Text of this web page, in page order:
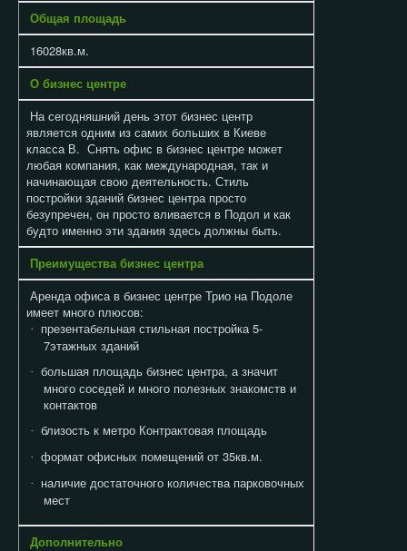
Общая площадь
16028кв.м.
О бизнес центре
На сегодняшний день этот бизнес центр
является одним из самих больших в Киеве
класса В. Снять офис в бизнес центре может
любая компания, как международная, так и
начинающая свою деятельность. Стиль
постройки зданий бизнес центра просто
безупречен, он просто вливается в Подол и как
будто именно эти здания здесь должны быть.
Преимущества бизнес центра
Аренда офиса в бизнес центре Трио на Подоле
имеет много плюсов:
·
презентабельная стильная постройка 5-
7этажных зданий
·
большая площадь бизнес центра, а значит
много соседей и много полезных знакомств и
контактов
· близость к метро Контрактовая площадь
· формат офисных помещений от 35кв.м.
·
наличие достаточного количества парковочных
мест
Дополнительно